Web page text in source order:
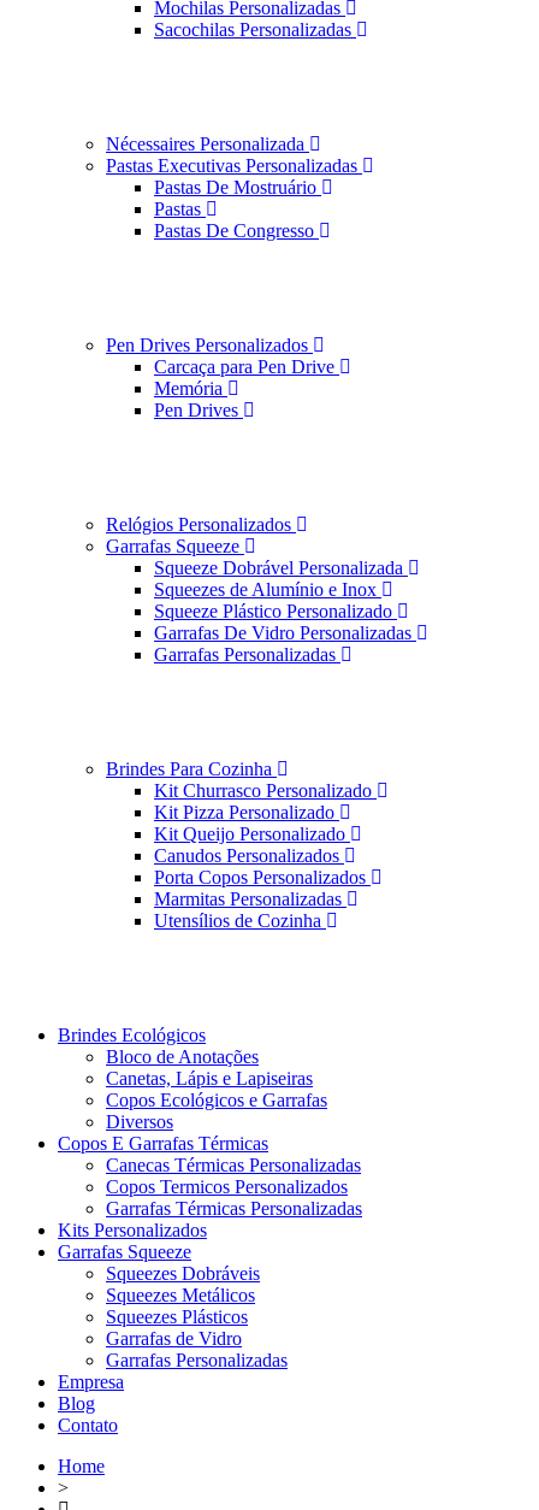
Mochilas Personalizadas
Sacochilas Personalizadas
Nécessaires Personalizada
Pastas Executivas Personalizadas
Pastas De Mostruário
Pastas
Pastas De Congresso
Pen Drives Personalizados
Carcaça para Pen Drive
Memória
Pen Drives
Relógios Personalizados
Garrafas Squeeze
Squeeze Dobrável Personalizada
Squeezes de Alumínio e Inox
Squeeze Plástico Personalizado
Garrafas De Vidro Personalizadas
Garrafas Personalizadas
Brindes Para Cozinha
Kit Churrasco Personalizado
Kit Pizza Personalizado
Kit Queijo Personalizado
Canudos Personalizados
Porta Copos Personalizados
Marmitas Personalizadas
Utensílios de Cozinha
Brindes Ecológicos
Bloco de Anotações
Canetas, Lápis e Lapiseiras
Copos Ecológicos e Garrafas
Diversos
Copos E Garrafas Térmicas
Canecas Térmicas Personalizadas
Copos Termicos Personalizados
Garrafas Térmicas Personalizadas
Kits Personalizados
Garrafas Squeeze
Squeezes Dobráveis
Squeezes Metálicos
Squeezes Plásticos
Garrafas de Vidro
Garrafas Personalizadas
Empresa
Blog
Contato
Home
>